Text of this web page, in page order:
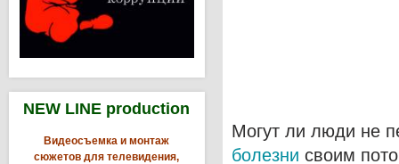
NEW LINE production
Видеосъемка и монтаж
сюжетов для телевидения,
Могут ли люди не
болезни своим